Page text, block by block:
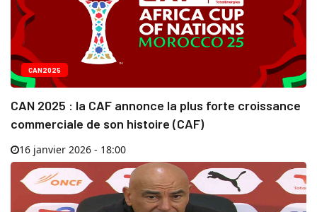
CAN2025
CAN 2025 : la CAF annonce la plus forte croissance
commerciale de son histoire (CAF)
16 janvier 2026 - 18:00